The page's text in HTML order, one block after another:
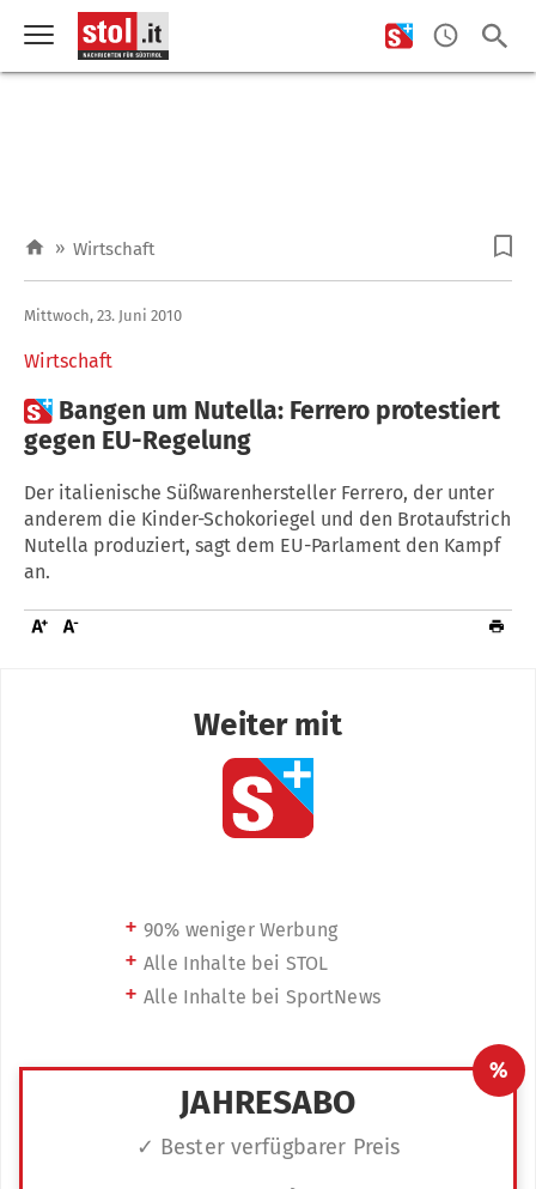
» Wirtschaft
Wirtschaft
Mittwoch, 23. Juni 2010
 Bangen um Nutella: Ferrero protestiert
gegen EU-Regelung
Der italienische Süßwarenhersteller Ferrero, der unter
anderem die Kinder-Schokoriegel und den Brotaufstrich
Nutella produziert, sagt dem EU-Parlament den Kampf
an.